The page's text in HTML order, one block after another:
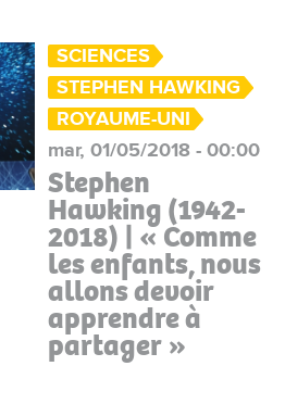
SCIENCES
STEPHEN HAWKING
ROYAUME-UNI
mar, 01/05/2018 - 00:00
Stephen
Hawking (1942-
2018) | « Comme
les enfants, nous
allons devoir
apprendre à
partager »